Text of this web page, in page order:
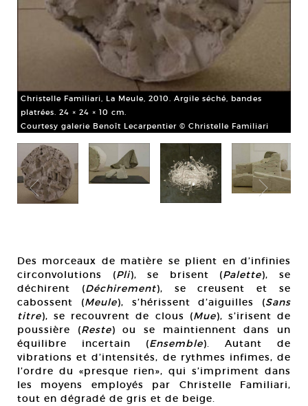
Christelle Familiari, La Meule, 2010. Argile séché, bandes
platrées. 24 × 24 × 10 cm.
Courtesy galerie Benoît Lecarpentier © Christelle Familiari
Des morceaux de matière se plient en d’infinies
circonvolutions (Pli), se brisent (Palette), se
déchirent (Déchirement), se creusent et se
cabossent (Meule), s’hérissent d’aiguilles (Sans
titre), se recouvrent de clous (Mue), s’irisent de
poussière (Reste) ou se maintiennent dans un
équilibre incertain (Ensemble). Autant de
vibrations et d’intensités, de rythmes infimes, de
l’ordre du «presque rien», qui s’impriment dans
les moyens employés par Christelle Familiari,
tout en dégradé de gris et de beige.